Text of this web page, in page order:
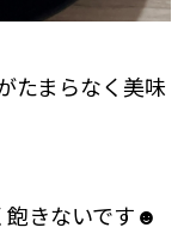
たまらなく美味
飽きないです☻